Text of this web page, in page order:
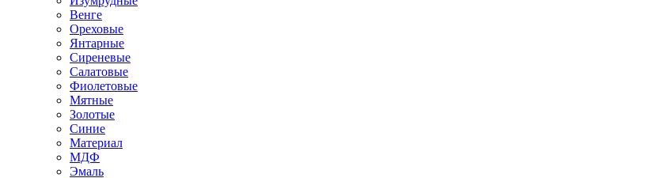
Венге
Ореховые
Янтарные
Сиреневые
Салатовые
Фиолетовые
Мятные
Золотые
Синие
Материал
МДФ
Эмаль